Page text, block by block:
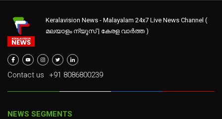
Keralavision News - Malayalam 24x7 Live News Channel (
മലയാളം ന്യൂസ് | കേരള വാർത്ത )
Contact us +91 8086800239
NEWS SEGMENTS